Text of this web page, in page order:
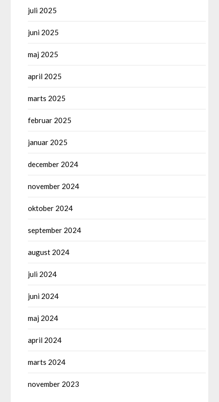
juli 2025
juni 2025
maj 2025
april 2025
marts 2025
februar 2025
januar 2025
december 2024
november 2024
oktober 2024
september 2024
august 2024
juli 2024
juni 2024
maj 2024
april 2024
marts 2024
november 2023